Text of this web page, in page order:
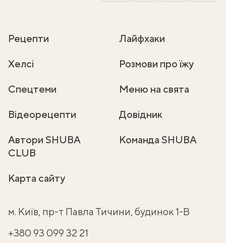
Рецепти Лайфхаки
Хелсі Розмови про їжу
Спецтеми Меню на свята
Відеорецепти Довідник
Автори SHUBA
CLUB
Команда SHUBA
Карта сайту
м. Київ, пр-т Павла Тичини, будинок 1-В
+380 93 099 32 21